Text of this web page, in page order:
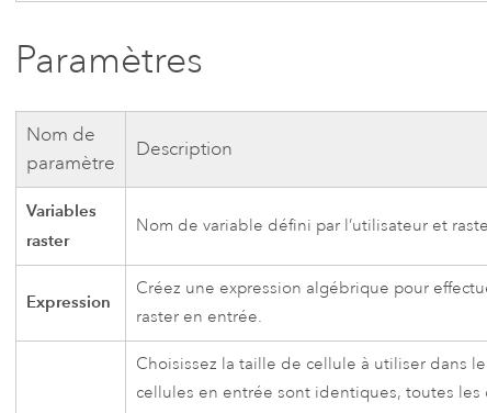
Paramètres
Nom de
paramètre
Description
Variables
raster
Nom de variable défini par l’utilisateur et
Expression
Créez une expression algébrique pour
raster en entrée.
Choisissez la taille de cellule à utiliser dans
cellules en entrée sont identiques, toutes